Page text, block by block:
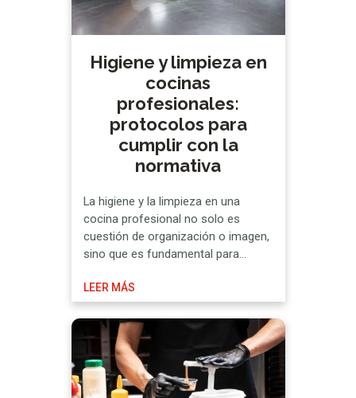
Higiene y limpieza en
cocinas
profesionales:
protocolos para
cumplir con la
normativa
La higiene y la limpieza en una
cocina profesional no solo es
cuestión de organización o imagen,
sino que es fundamental para
por consiguiente, preservar la
seguridad alimentaria y APPCC.
Precisamente, tomando de
referencia el sistema de Análisis de
Peligros y Puntos de Control Crítico,
se establecen los protocolos …
LEER MÁS